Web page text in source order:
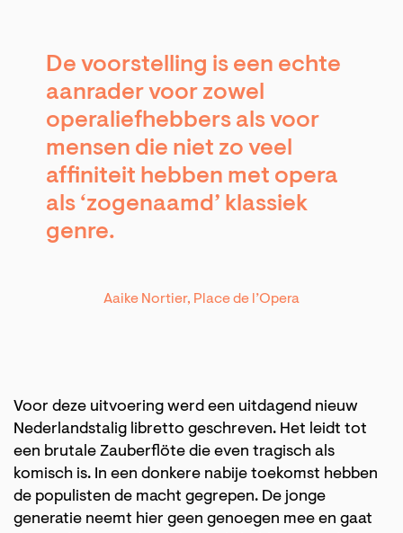
De voorstelling is een echte
aanrader voor zowel
operaliefhebbers als voor
mensen die niet zo veel
affiniteit hebben met opera
als ‘zogenaamd’ klassiek
genre.
Aaike Nortier, Place de l’Opera
Voor deze uitvoering werd een uitdagend nieuw
Nederlandstalig libretto geschreven. Het leidt tot
een brutale Zauberflöte die even tragisch als
komisch is. In een donkere nabije toekomst hebben
de populisten de macht gegrepen. De jonge
generatie neemt hier geen genoegen mee en gaat